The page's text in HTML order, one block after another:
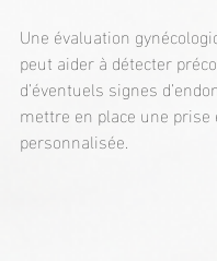
Une évaluation
peut aider à détecter
d’éventuels signes
mettre en place une prise
personnalisée.